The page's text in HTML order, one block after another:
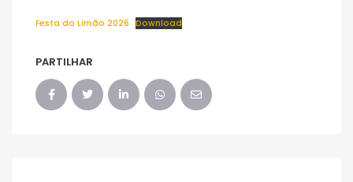
Festa do Limão 2026 Download
PARTILHAR